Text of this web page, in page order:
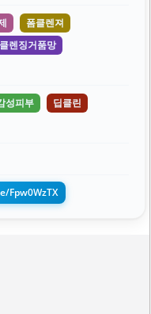
폼클렌져
렌징거품망
성피부
딥클린
Fpw0WzTX